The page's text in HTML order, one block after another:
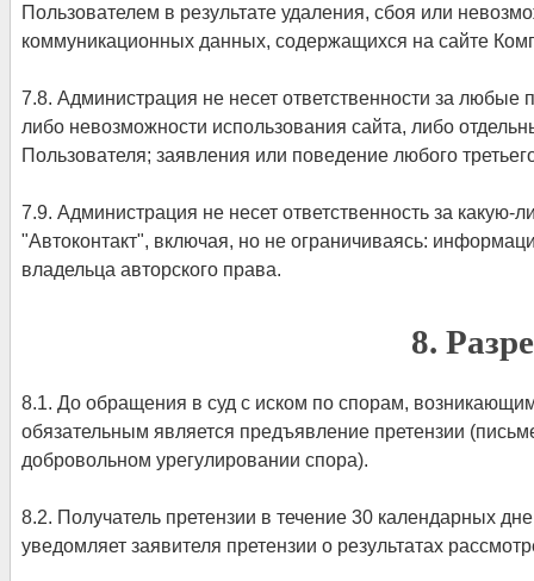
Пользователем в результате удаления, сбоя или
коммуникационных данных, содержащихся на сайте
7.8. Администрация не несет ответственности за
либо невозможности использования сайта, либо
Пользователя; заявления или поведение любого
7.9. Администрация не несет ответственность за
"Автоконтакт", включая, но не ограничиваясь:
владельца авторского права.
8.
8.1. До обращения в суд с иском по спорам,
обязательным является предъявление претензии
добровольном урегулировании спора).
8.2. Получатель претензии в течение 30 календарных
уведомляет заявителя претензии о результатах